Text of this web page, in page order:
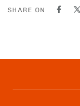
SHARE ON